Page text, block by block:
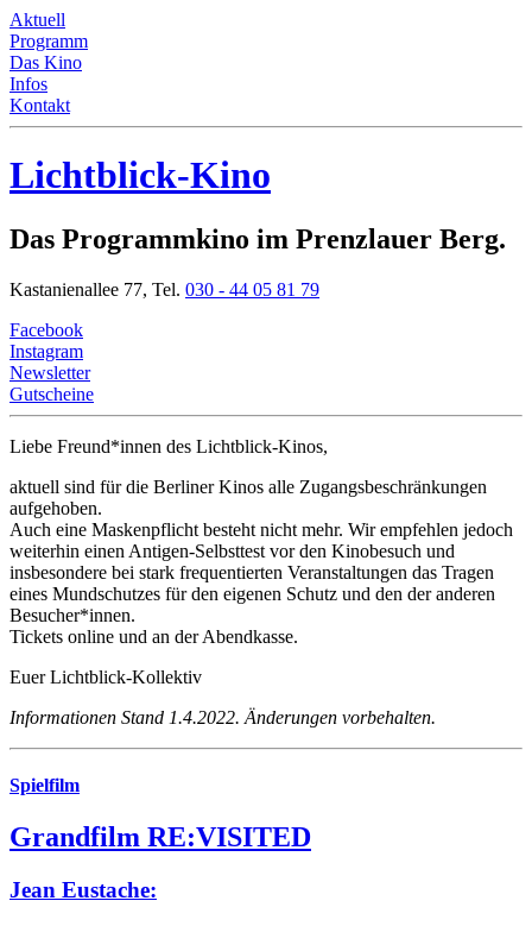
Aktuell
Programm
Das Kino
Infos
Kontakt
Lichtblick-Kino
Das Programmkino im Prenzlauer Berg.
Kastanienallee 77, Tel. 030 - 44 05 81 79
Facebook
Instagram
Newsletter
Gutscheine
Liebe Freund*innen des Lichtblick-Kinos,
aktuell sind für die Berliner Kinos alle Zugangsbeschränkungen
aufgehoben.
Auch eine Maskenpflicht besteht nicht mehr. Wir empfehlen jedoch
weiterhin einen Antigen-Selbsttest vor den Kinobesuch und
insbesondere bei stark frequentierten Veranstaltungen das Tragen
eines Mundschutzes für den eigenen Schutz und den der anderen
Besucher*innen.
Tickets online und an der Abendkasse.
Euer Lichtblick-Kollektiv
Informationen Stand 1.4.2022. Änderungen vorbehalten.
Spielfilm
Grandfilm RE:VISITED
Jean Eustache: